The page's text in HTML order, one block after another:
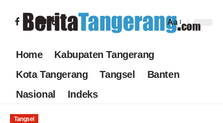
Aa
Home
Kabupaten Tangerang
Kota Tangerang
Tangsel
Banten
Nasional
Indeks
Tangsel